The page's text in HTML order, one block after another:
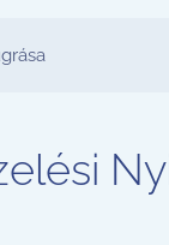
STÚDIÓ